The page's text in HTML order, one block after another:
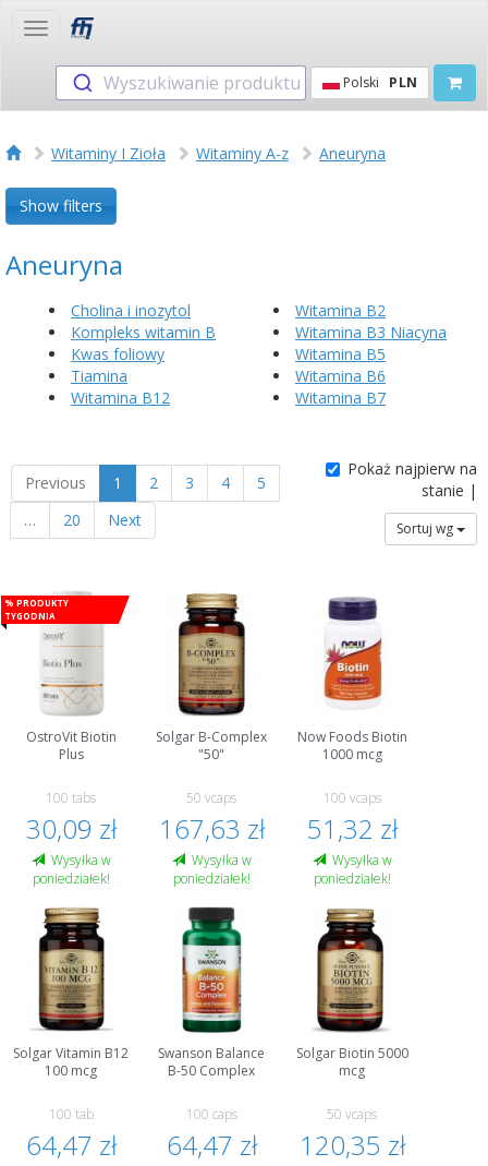
Toggle
Wyszukiwanie produktu Polski PLN
Witaminy I Zioła Witaminy A-z Aneuryna
Show filters
Aneuryna
Cholina i inozytol
Kompleks witamin B
Kwas foliowy
Tiamina
Witamina B12
Witamina B2
Witamina B3 Niacyna
Witamina B5
Witamina B6
Witamina B7
Previous 1 2 3 4
5
…
20 Next
Pokaż najpierw na
stanie |
Sortuj wg
% Produkty
tygodnia
OstroVit Biotin
Plus
100 tabs
30,09 zł
Wysyłka w
poniedziałek!
Solgar B-Complex
"50"
50 vcaps
167,63 zł
Wysyłka w
poniedziałek!
Now Foods Biotin
1000 mcg
100 vcaps
51,32 zł
Wysyłka w
poniedziałek!
Solgar Vitamin B12
100 mcg
100 tab
64,47 zł
Swanson Balance
B-50 Complex
100 caps
64,47 zł
Solgar Biotin 5000
mcg
50 vcaps
120,35 zł